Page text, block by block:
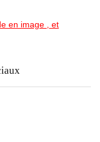
en image , et